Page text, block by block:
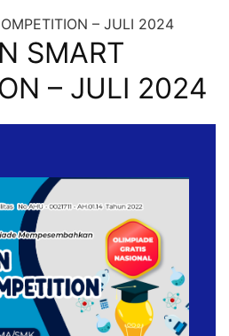
– JULI 2024
SMART
– JULI 2024